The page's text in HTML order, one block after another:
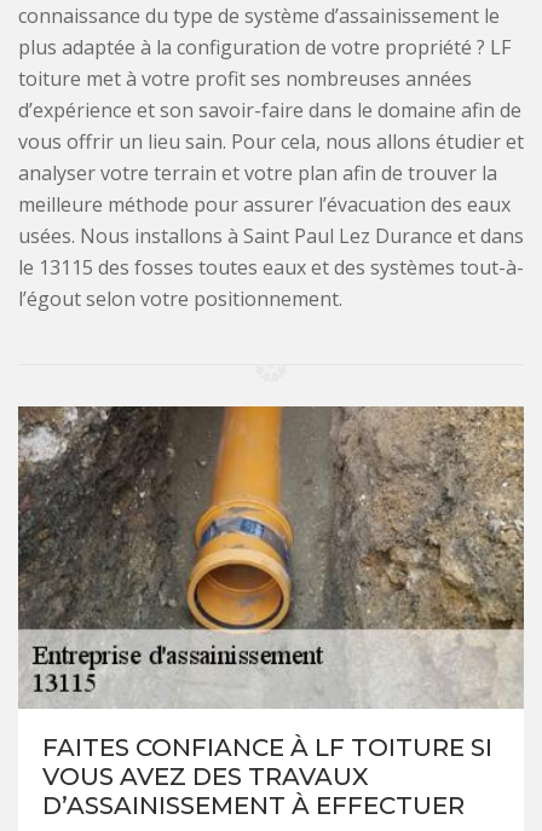
connaissance du type de système d’assainissement le
plus adaptée à la configuration de votre propriété ? LF
toiture met à votre profit ses nombreuses années
d’expérience et son savoir-faire dans le domaine afin de
vous offrir un lieu sain. Pour cela, nous allons étudier et
analyser votre terrain et votre plan afin de trouver la
meilleure méthode pour assurer l’évacuation des eaux
usées. Nous installons à Saint Paul Lez Durance et dans
le 13115 des fosses toutes eaux et des systèmes tout-à-
l’égout selon votre positionnement.
FAITES CONFIANCE À LF TOITURE SI
VOUS AVEZ DES TRAVAUX
D’ASSAINISSEMENT À EFFECTUER